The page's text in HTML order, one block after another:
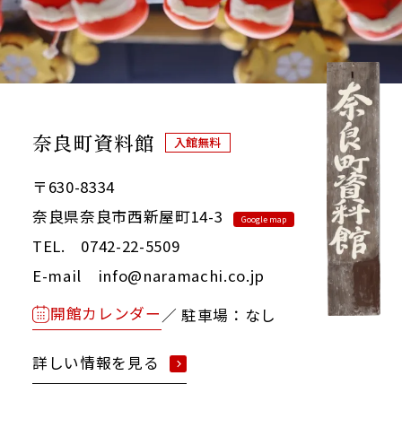
奈良町資料館 入館無料
〒630-8334
奈良県奈良市西新屋町14-3
Google map
TEL. 0742-22-5509
E-mail info@naramachi.co.jp
開館カレンダー ／ 駐車場：なし
詳しい情報を見る